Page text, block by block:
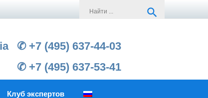
search
✆ +7 (495) 637-44-03
✆ +7 (495) 637-53-41
Клуб экспертов